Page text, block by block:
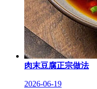
肉末豆腐正宗做法
2026-06-19